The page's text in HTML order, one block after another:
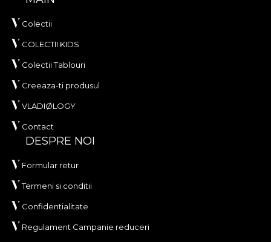
Colectii
COLECTII KIDS
Colectii Tablouri
Creeaza-ti produsul
VLADIØLOGY
Contact
DESPRE NOI
Formular retur
Termeni si conditii
Confidentialitate
Regulament Campanie reduceri